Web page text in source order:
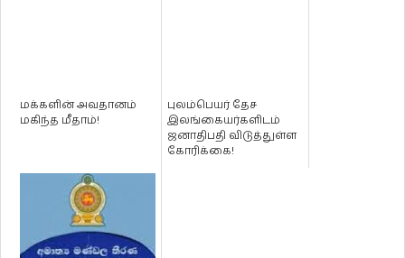
மக்களின் அவதானம்
மகிந்த மீதாம்!
புலம்பெயர் தேச
இலங்கையர்களிடம்
ஜனாதிபதி விடுத்துள்ள
கோரிக்கை!